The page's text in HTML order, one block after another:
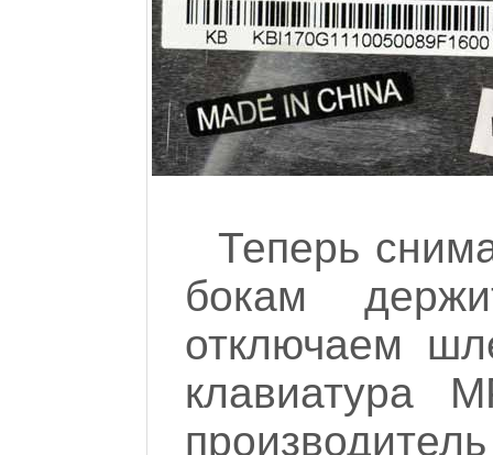
Теперь
бокам
отключаем
клавиатура